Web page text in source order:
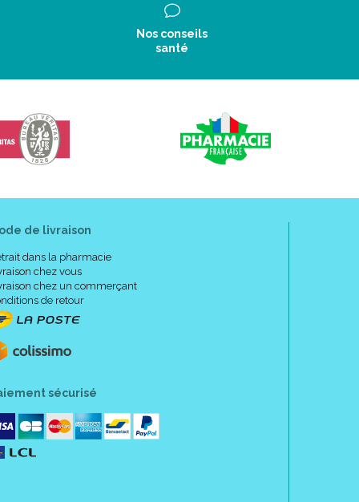
Nos conseils
santé
de livraison
dans la pharmacie
chez vous
chez un commerçant
de retour
sécurisé